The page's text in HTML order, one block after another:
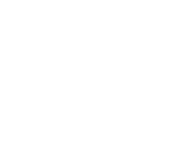
小區域性多元資優教育方案訊息，請參閱